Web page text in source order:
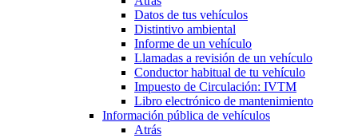
Datos de tus vehículos
Distintivo ambiental
Informe de un vehículo
Llamadas a revisión de un vehículo
Conductor habitual de tu vehículo
Impuesto de Circulación: IVTM
Libro electrónico de mantenimiento
Información pública de vehículos
Atrás